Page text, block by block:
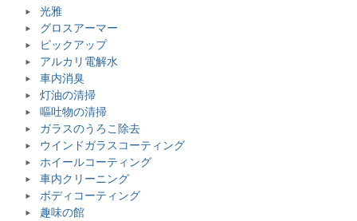
光雅
グロスアーマー
ピックアップ
アルカリ電解水
車内消臭
灯油の清掃
嘔吐物の清掃
ガラスのうろこ除去
ウインドガラスコーティング
ホイールコーティング
車内クリーニング
ボディコーティング
趣味の館